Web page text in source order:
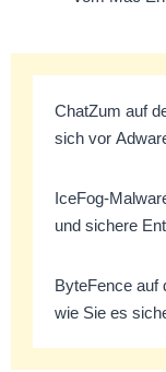
ChatZum auf
sich vor
IceFog-
und sichere
ByteFence auf
wie Sie es